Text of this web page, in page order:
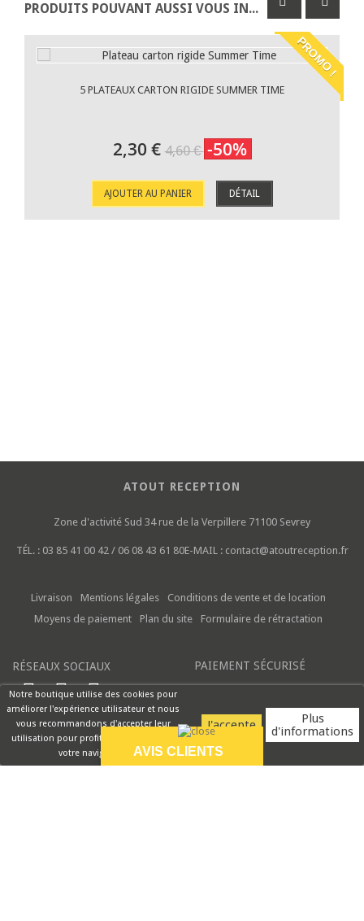
Notre boutique utilise des cookies pour
améliorer l'expérience utilisateur et nous
vous recommandons d'accepter leur
utilisation pour profiter pleinement de
votre navigation.
Plus
d'informations
PRODUITS POUVANT AUSSI VOUS INTÉRESSER
PROMO !
5 PLATEAUX CARTON RIGIDE SUMMER TIME
2,30 €4,60 € -50%
AJOUTER AU PANIER DÉTAIL
ATOUT RECEPTION
Zone d'activité Sud 34 rue de la Verpillere 71100 Sevrey
TÉL. : 03 85 41 00 42 / 06 08 43 61 80E-MAIL : contact@atoutreception.fr
Livraison Mentions légales
Conditions de vente et de location
Moyens de paiement
Plan du site Formulaire de rétractation
RÉSEAUX SOCIAUX PAIEMENT SÉCURISÉ
AVIS CLIENTS